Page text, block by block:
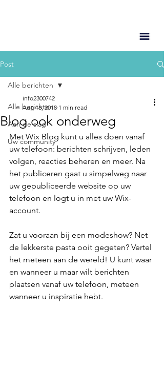
Post
Alle berichten
Aan de slag
Uw community
Alle berichten
Blog ook onderweg
info2300742
Aug 16, 2018 1 min read
Met Wix Blog kunt u alles doen vanaf
uw telefoon: berichten schrijven, leden
volgen, reacties beheren en meer. Na
het publiceren gaat u simpelweg naar
uw gepubliceerde website op uw
telefoon en logt u in met uw Wix-
account.
Zat u vooraan bij een modeshow? Net
de lekkerste pasta ooit gegeten? Vertel
het meteen aan de wereld! U kunt waar
en wanneer u maar wilt berichten
plaatsen vanaf uw telefoon, meteen
wanneer u inspiratie hebt.